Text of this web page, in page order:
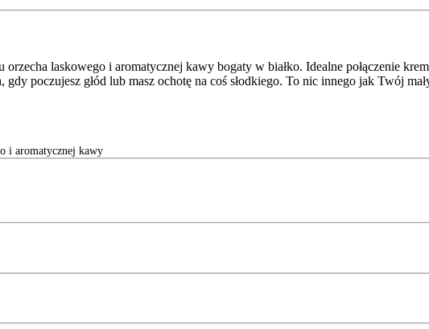
laskowego i aromatycznej kawy bogaty w białko. Idealne połączenie
poczujesz głód lub masz ochotę na coś słodkiego. To nic innego jak Twój
i aromatycznej kawy